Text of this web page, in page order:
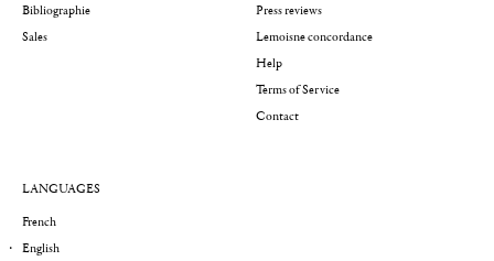
Bibliographie
Sales
Press reviews
Lemoisne concordance
Help
Terms of Service
Contact
LANGUAGES
French
English